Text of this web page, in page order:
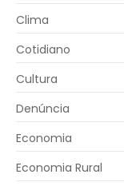
Clima
Cotidiano
Cultura
Denúncia
Economia
Economia Rural